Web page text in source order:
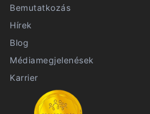
Bemutatkozás
Hírek
Blog
Médiamegjelenések
Karrier